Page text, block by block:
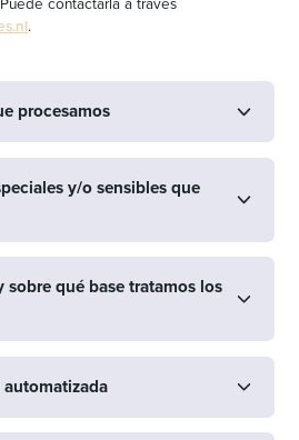
.
procesamos
y/o sensibles que
sobre qué base tratamos los